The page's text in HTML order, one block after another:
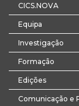
CICS.NOVA
Equipa
Investigação
Formação
Edições
Comunicação e